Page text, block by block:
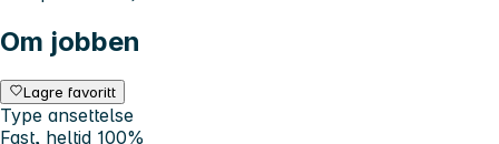
Om jobben
Lagre favoritt
Type ansettelse
Fast, heltid 100%